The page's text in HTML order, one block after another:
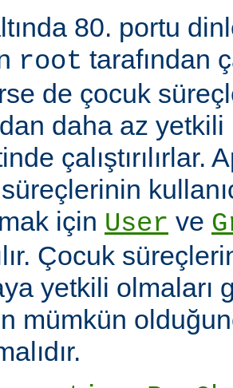
80. portu
root tarafından
de çocuk
daha az yetkili
çalıştırılırlar.
için User ve
Çocuk
yetkili olmaları
mümkün